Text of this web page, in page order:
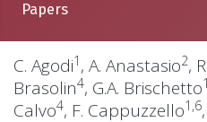
Papers
C. Agodi1 , A. Anastasio2,
Brasolin4, G.A. Brischetto1
Calvo4, F. Cappuzzello1,6